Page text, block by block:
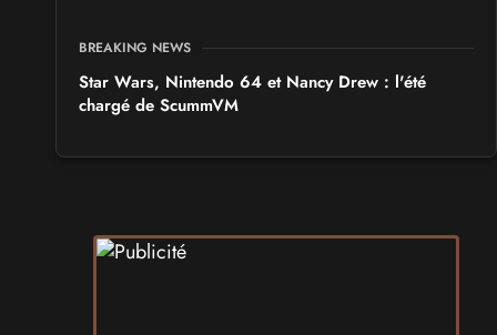
BREAKING NEWS
Star Wars, Nintendo 64 et Nancy Drew : l'été
chargé de ScummVM